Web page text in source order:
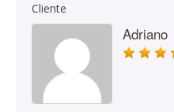
Cliente
Adriano